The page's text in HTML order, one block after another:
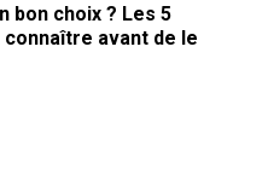
bon choix ? Les 5
avant de le